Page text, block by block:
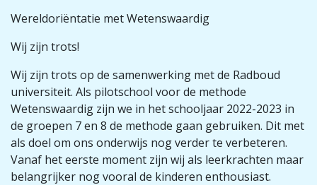
Wereldoriëntatie met Wetenswaardig
Wij zijn trots!
Wij zijn trots op de samenwerking met de Radboud
universiteit. Als pilotschool voor de methode
Wetenswaardig zijn we in het schooljaar 2022-2023 in
de groepen 7 en 8 de methode gaan gebruiken. Dit met
als doel om ons onderwijs nog verder te verbeteren.
Vanaf het eerste moment zijn wij als leerkrachten maar
belangrijker nog vooral de kinderen enthousiast.